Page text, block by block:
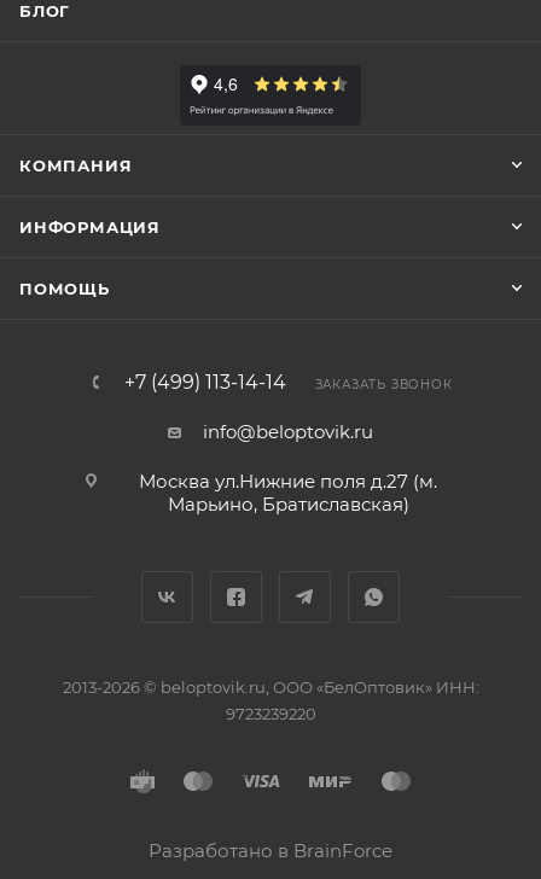
БЛОГ
КОМПАНИЯ
ИНФОРМАЦИЯ
ПОМОЩЬ
+7 (499) 113-14-14 ЗАКАЗАТЬ ЗВОНОК
info@beloptovik.ru
Москва ул.Нижние поля д.27 (м.
Марьино, Братиславская)
2013-2026 © beloptovik.ru, ООО «БелОптовик» ИНН:
9723239220
Разработано в BrainForce